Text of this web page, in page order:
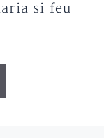
si feu